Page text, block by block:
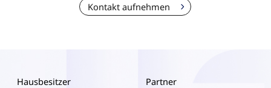
Kontakt aufnehmen
Hausbesitzer
Partner